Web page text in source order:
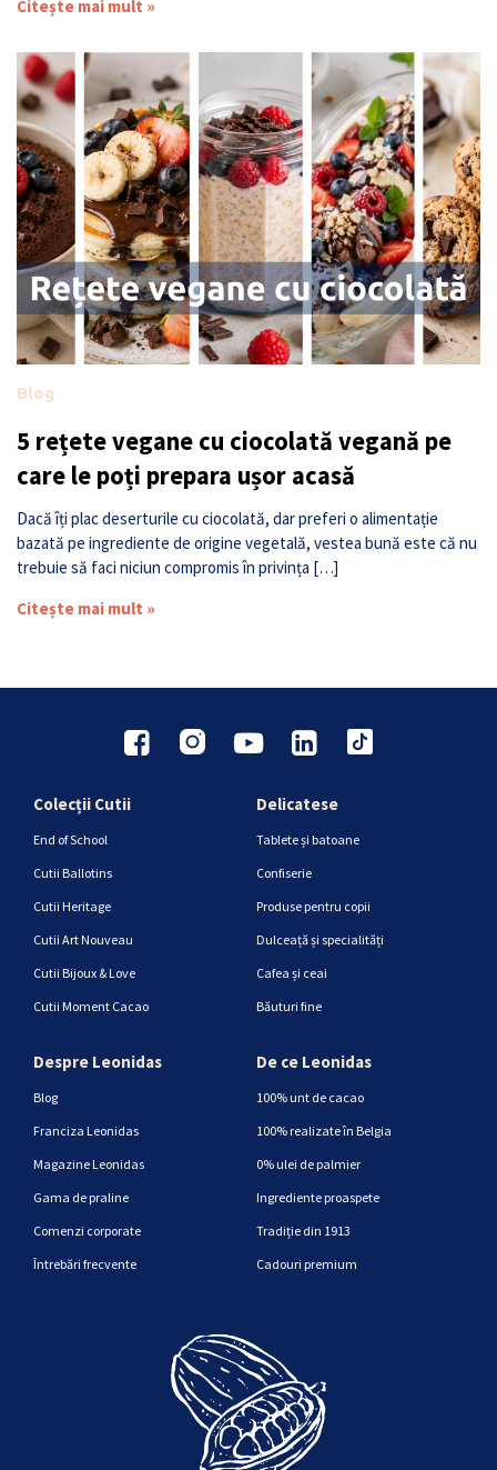
Citește mai mult »
Blog
5 rețete vegane cu ciocolată vegană pe
care le poți prepara ușor acasă
Dacă îți plac deserturile cu ciocolată, dar preferi o alimentație
bazată pe ingrediente de origine vegetală, vestea bună este că nu
trebuie să faci niciun compromis în privința […]
Citește mai mult »
Colecții Cutii
End of School
Cutii Ballotins
Cutii Heritage
Cutii Art Nouveau
Cutii Bijoux & Love
Cutii Moment Cacao
Delicatese
Tablete și batoane
Confiserie
Produse pentru copii
Dulceață și specialități
Cafea și ceai
Băuturi fine
Despre Leonidas
Blog
Franciza Leonidas
Magazine Leonidas
Gama de praline
Comenzi corporate
Întrebări frecvente
De ce Leonidas
100% unt de cacao
100% realizate în Belgia
0% ulei de palmier
Ingrediente proaspete
Tradiție din 1913
Cadouri premium